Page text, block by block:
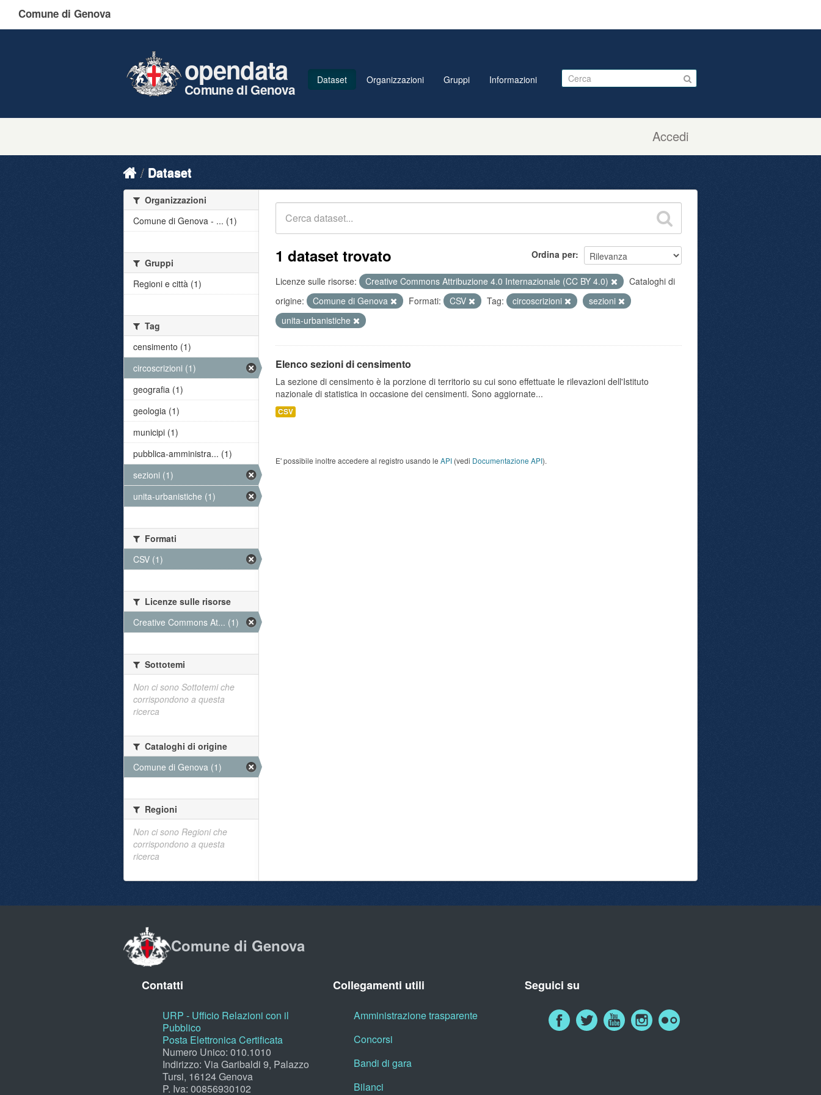
Comune di Genova
Accedi
opendata
Comune di Genova
Dataset Organizzazioni Gruppi Informazioni
Dataset
Ordina per
1 dataset trovato
Licenze sulle risorse: Creative Commons Attribuzione 4.0 Internazionale (CC BY 4.0)
Cataloghi di
origine:
Comune di Genova Formati: CSV Tag: circoscrizioni
sezioni
unita-urbanistiche
Elenco sezioni di censimento
La sezione di censimento è la porzione di territorio su cui sono effettuate le rilevazioni dell'Istituto
nazionale di statistica in occasione dei censimenti. Sono aggiornate...
CSV
E' possibile inoltre accedere al registro usando le API (vedi Documentazione API).
Organizzazioni
Comune di Genova - ... (1)
Gruppi
Regioni e città (1)
Tag
censimento (1)
circoscrizioni (1)
geografia (1)
geologia (1)
municipi (1)
pubblica-amministra... (1)
sezioni (1)
unita-urbanistiche (1)
Formati
CSV (1)
Licenze sulle risorse
Creative Commons At... (1)
Sottotemi
Non ci sono Sottotemi che
corrispondono a questa
ricerca
Cataloghi di origine
Comune di Genova (1)
Regioni
Non ci sono Regioni che
corrispondono a questa
ricerca
Comune di Genova
Contatti
URP - Ufficio Relazioni con il
Pubblico
Posta Elettronica Certificata
Numero Unico: 010.1010
Indirizzo: Via Garibaldi 9, Palazzo
Tursi, 16124 Genova
P. Iva: 00856930102
Collegamenti utili
Amministrazione trasparente
Concorsi
Bandi di gara
Bilanci
Seguici su